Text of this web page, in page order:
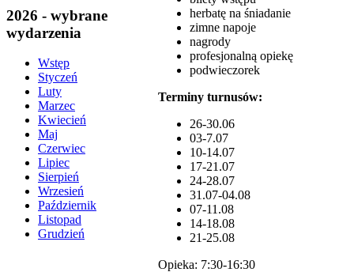
2026 - wybrane
wydarzenia
Wstęp
Styczeń
Luty
Marzec
Kwiecień
Maj
Czerwiec
Lipiec
Sierpień
Wrzesień
Październik
Listopad
Grudzień
herbatę na śniadanie
zimne napoje
nagrody
profesjonalną opiekę
podwieczorek
Terminy turnusów:
26-30.06
03-7.07
10-14.07
17-21.07
24-28.07
31.07-04.08
07-11.08
14-18.08
21-25.08
Opieka: 7:30-16:30